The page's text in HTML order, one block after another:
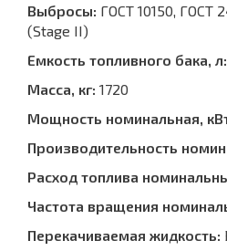
Выбросы: ГОСТ 10150, ГОСТ
(Stage II)
Емкость топливного бака, л:
Масса, кг: 1720
Мощность номинальная,
Производительность
Расход топлива
Частота вращения
Перекачиваемая жидкость: